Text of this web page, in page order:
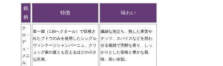
銘
柄
特徴 味わい
ク
ロ・
デ
ュ・
メニ
ル
単一畑（1.84ヘクタール）で収穫さ
れたブドウのみを使用したシングル
ヴィンテージシャンパーニュ。クリ
ュッグ家の庭とも言えるほどの小さ
な区画。
繊細な泡立ち、熟した果実や
ナッツ、スパイスなどを想わ
せる複雑で芳醇な香り、しっ
かりとした骨格と豊かな風
味、長い余韻。